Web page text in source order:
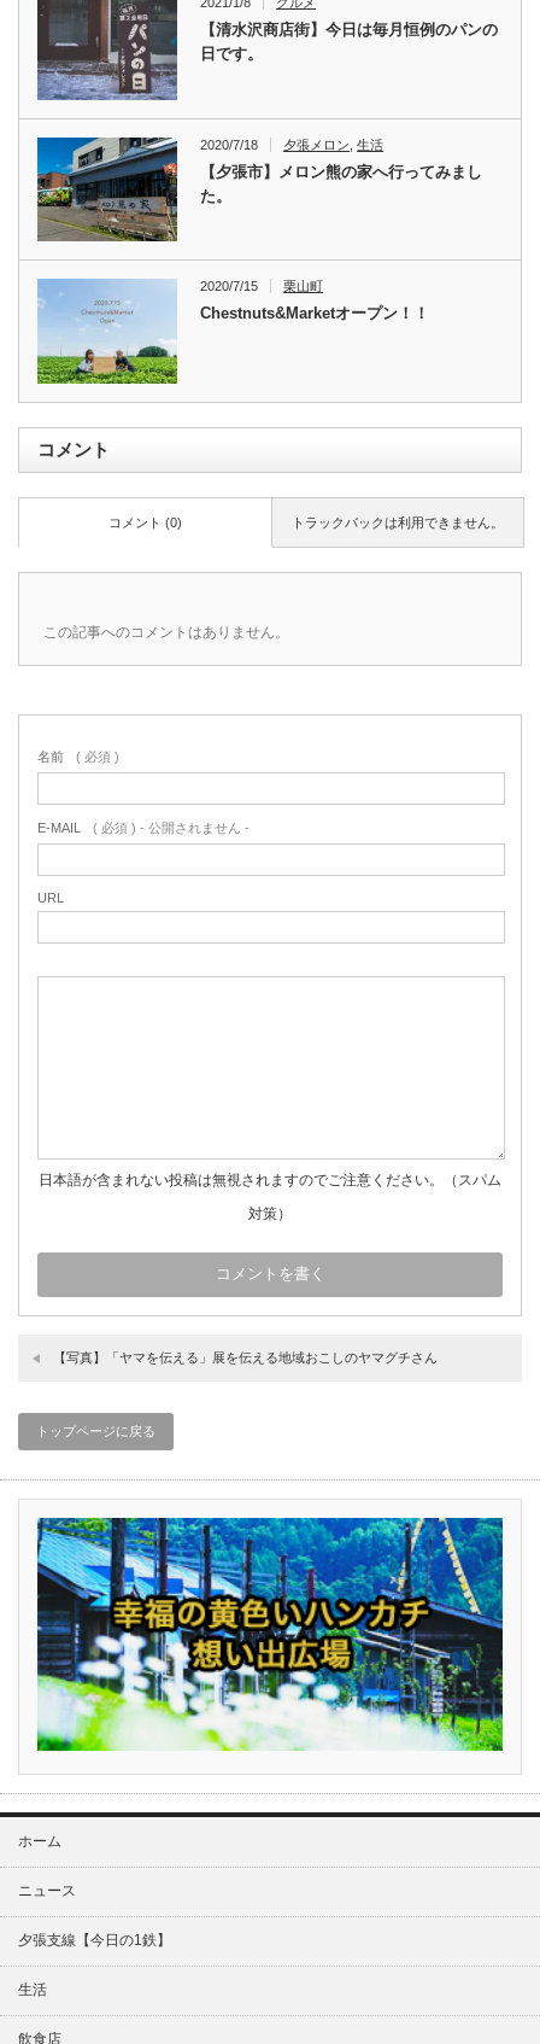
【清水沢商店街】今日は毎月恒例のパンの
日です。
2020/7/18 夕張メロン ,生活
【夕張市】メロン熊の家へ行ってみまし
た。
2020/7/15 栗山町
Chestnuts&Marketオープン！！
コメント
トラックバックは利用できません。
コメント (0)
この記事へのコメントはありません。
名前 ( 必須 )
E-MAIL ( 必須 ) - 公開されません -
URL
日本語が含まれない投稿は無視されますのでご注意ください。（スパム
対策）
【写真】「ヤマを伝える」展を伝える地域おこしのヤマグチさん
トップページに戻る
ホーム
ニュース
夕張支線【今日の1鉄】
生活
飲食店